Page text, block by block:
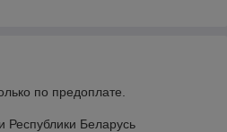
по предоплате.
Республики Беларусь